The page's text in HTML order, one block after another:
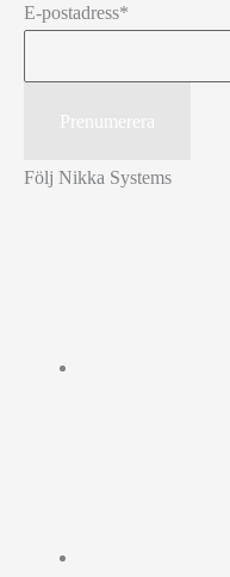
E-postadress*
Följ Nikka Systems